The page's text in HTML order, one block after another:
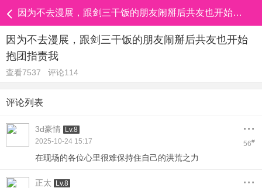
因为不去漫展，跟剑三干饭的朋友闹掰后共友也开始抱团指责我
因为不去漫展，跟剑三干饭的朋友闹掰后共友也开始
抱团指责我
查看7537 评论114
评论列表
3d豪情 Lv.8 ...
2025-10-24 15:17 56#
在现场的各位心里很难保持住自己的洪荒之力
正太 Lv.8 ...